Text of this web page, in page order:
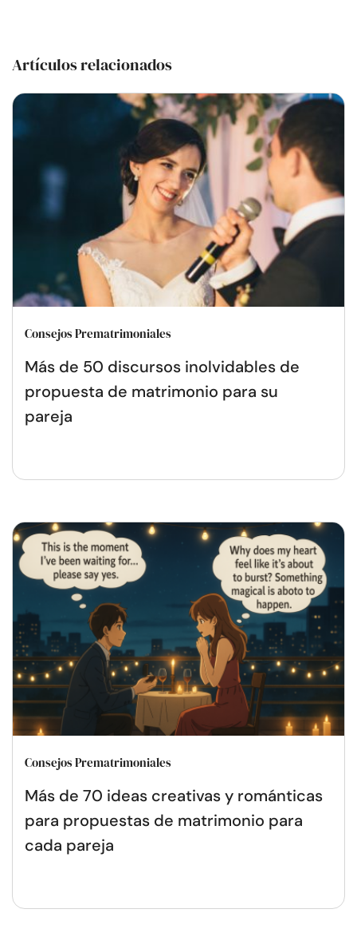
Artículos relacionados
Consejos Prematrimoniales
Más de 50 discursos inolvidables de
propuesta de matrimonio para su
pareja
Consejos Prematrimoniales
Más de 70 ideas creativas y románticas
para propuestas de matrimonio para
cada pareja